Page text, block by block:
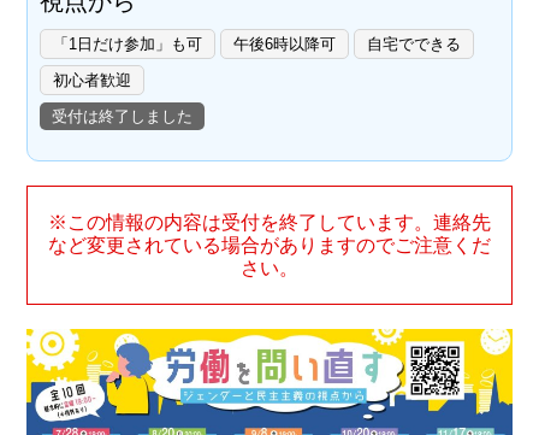
「1日だけ参加」も可 午後6時以降可
自宅でできる
初心者歓迎
受付は終了しました
※この情報の内容は受付を終了しています。連絡先
など変更されている場合がありますのでご注意くだ
さい。